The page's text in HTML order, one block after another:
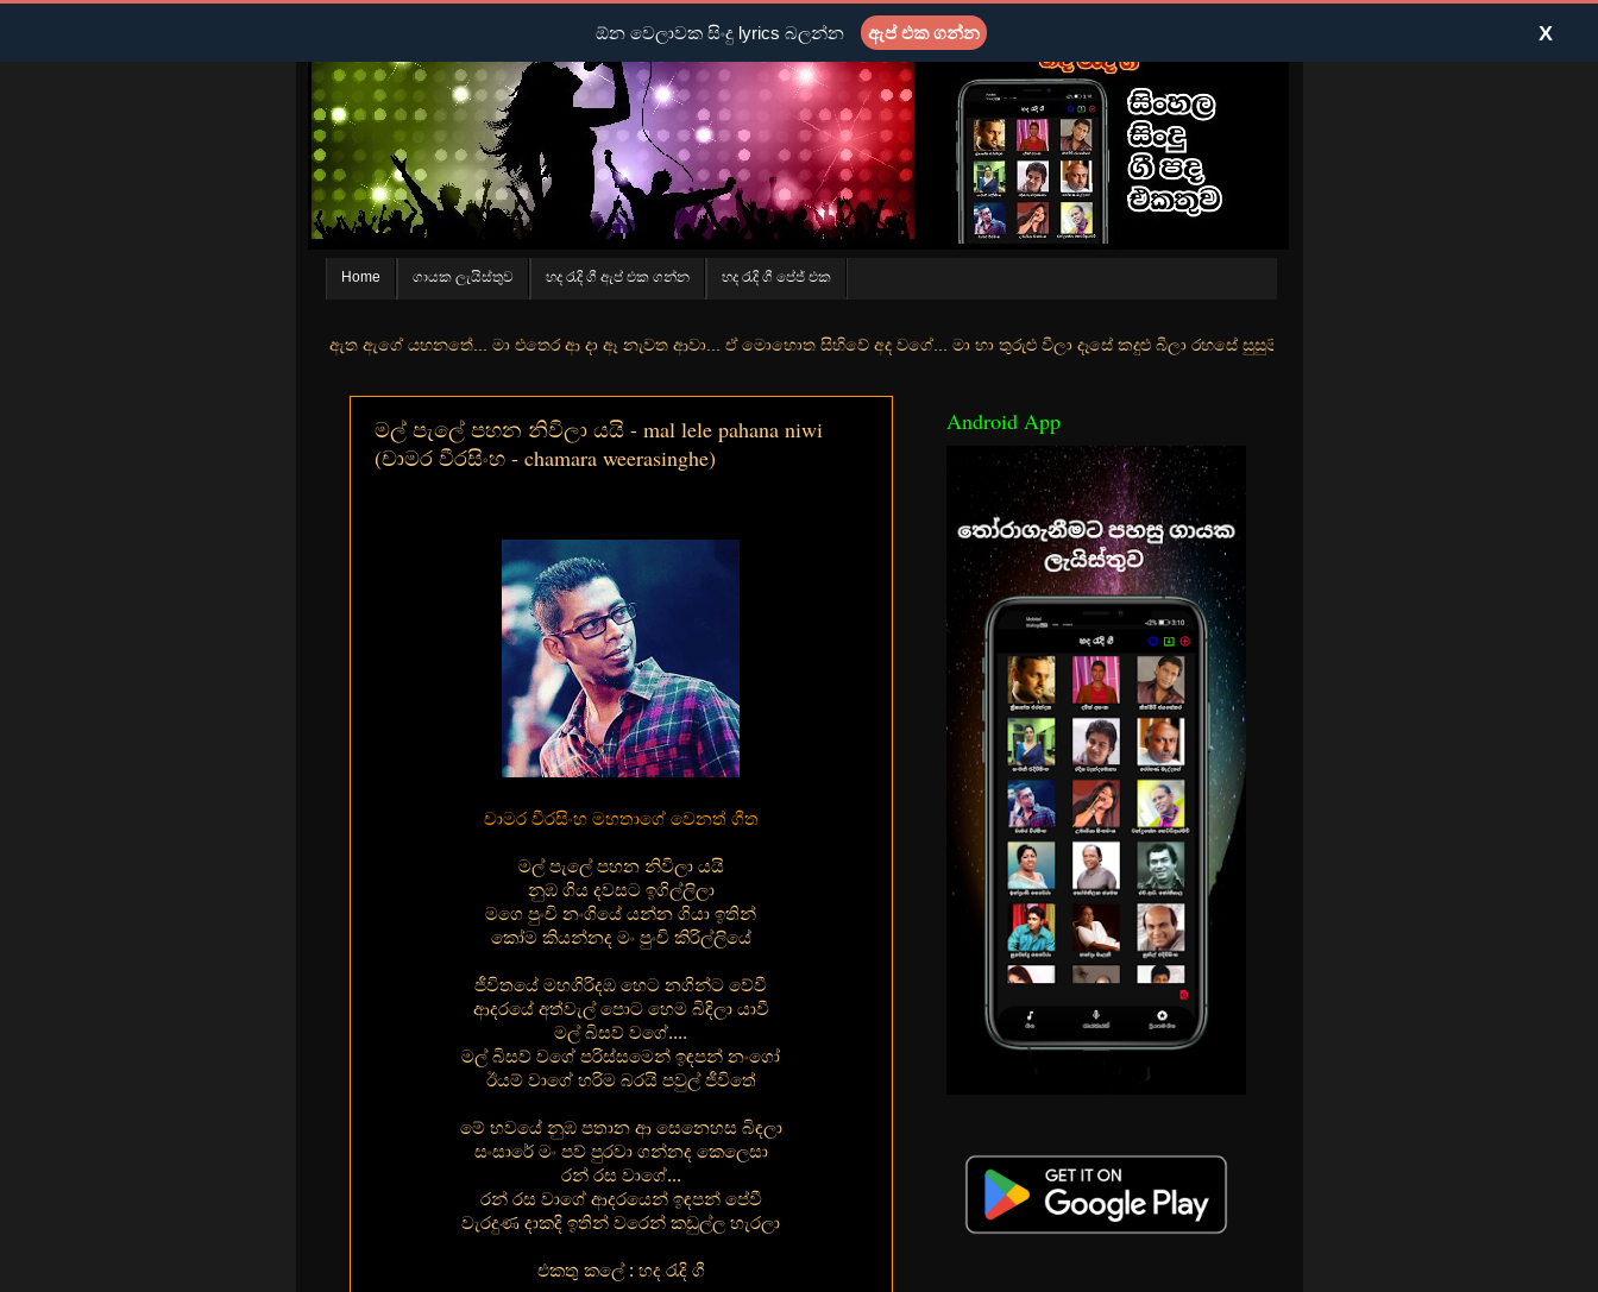
Home ගායක ලැයිස්තුව හද රැදි ගී ඇප් එක ගන්න හද රැදි ගී පේජ් එක
මා තනිවෙලා නැව් තලේ ඈ ඇත ඇගේ යහනතේ... මා එතෙර ආ දා ඈ නැවත ආවා... ඒ මොහොත සිහිවේ අද වගේ... මා හා තුරුළු වීලා දෑසේ කදුළු බීලා රහසේ සුසුම් ලෑ හඩ ඇසේ... නිල්වන් මුහුදු තීරේ... ගල් මල් පිපුණු
මල් පැලේ පහන නිවිලා යයි - mal lele pahana niwi
(චාමර වීරසිංහ - chamara weerasinghe)
චාමර වීරසිංහ මහතාගේ වෙනත් ගීත
මල් පැලේ පහන නිවිලා යයි
නුඹ ගිය දවසට ඉගිල්ලිලා
මගෙ පුංචි නංගියේ යන්න ගියා ඉතින්
කෝම කියන්නද මං පුංචි කිරිල්ලියේ
ජීවිතයේ මහගිරිදඹ හෙට නගින්ට වේවී
ආදරයේ අත්වැල් පොට හෙම බිඳිලා යාවී
මල් බිසව් වගේ....
මල් බිසව් වගේ පරිස්සමෙන් ඉඳපන් නංගෝ
ඊයම් වාගේ හරිම බරයි පවුල් ජීවිතේ
මේ භවයේ නුඹ පතාන ආ සෙනෙහස බිඳලා
සංසාරේ මං පව් පුරවා ගන්නද කෙලෙසා
රන් රස වාගේ...
රන් රස වාගේ ආදරයෙන් ඉඳපන් පේවී
වැරදුණ දාකදි ඉතින් වරෙන් කඩුල්ල හැරලා
එකතු කලේ : හද රැදි ගී
Android App
ඕන වෙලාවක සිංදු lyrics බලන්න ඇප් එක ගන්න X